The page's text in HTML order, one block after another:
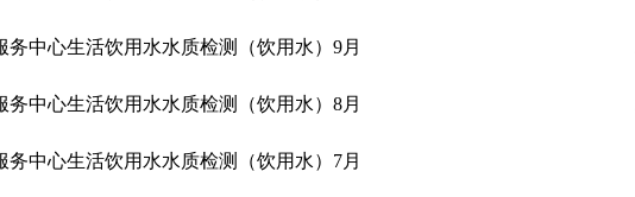
务中心生活饮用水水质检测（饮用水）9月
务中心生活饮用水水质检测（饮用水）8月
务中心生活饮用水水质检测（饮用水）7月